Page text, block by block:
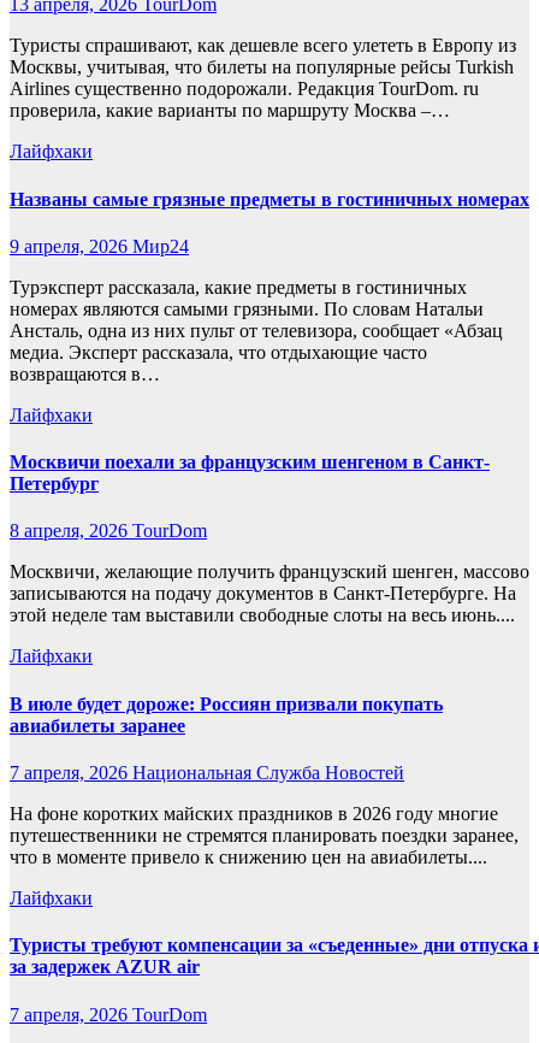
13 апреля, 2026 TourDom
Туристы спрашивают, как дешевле всего улететь в Европу из
Москвы, учитывая, что билеты на популярные рейсы Turkish
Airlines существенно подорожали. Редакция TourDom. ru
проверила, какие варианты по маршруту Москва –…
Лайфхаки
Названы самые грязные предметы в гостиничных номерах
9 апреля, 2026 Мир24
Турэксперт рассказала, какие предметы в гостиничных
номерах являются самыми грязными. По словам Натальи
Ансталь, одна из них пульт от телевизора, сообщает «Абзац
медиа. Эксперт рассказала, что отдыхающие часто
возвращаются в…
Лайфхаки
Москвичи поехали за французским шенгеном в Санкт-
Петербург
8 апреля, 2026 TourDom
Москвичи, желающие получить французский шенген, массово
записываются на подачу документов в Санкт-Петербурге. На
этой неделе там выставили свободные слоты на весь июнь....
Лайфхаки
В июле будет дороже: Россиян призвали покупать
авиабилеты заранее
7 апреля, 2026 Национальная Служба Новостей
На фоне коротких майских праздников в 2026 году многие
путешественники не стремятся планировать поездки заранее,
что в моменте привело к снижению цен на авиабилеты....
Лайфхаки
Туристы требуют компенсации за «съеденные» дни отпуска
за задержек AZUR air
7 апреля, 2026 TourDom